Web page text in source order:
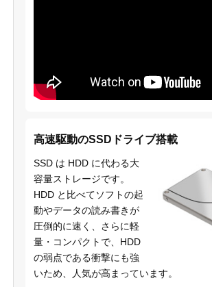
高速駆動のSSDドライブ搭載
SSD は HDD に代わる大
容量ストレージです。
HDD と比べてソフトの起
動やデータの読み書きが
圧倒的に速く、さらに軽
量・コンパクトで、HDD
の弱点である衝撃にも強
いため、人気が高まっています。